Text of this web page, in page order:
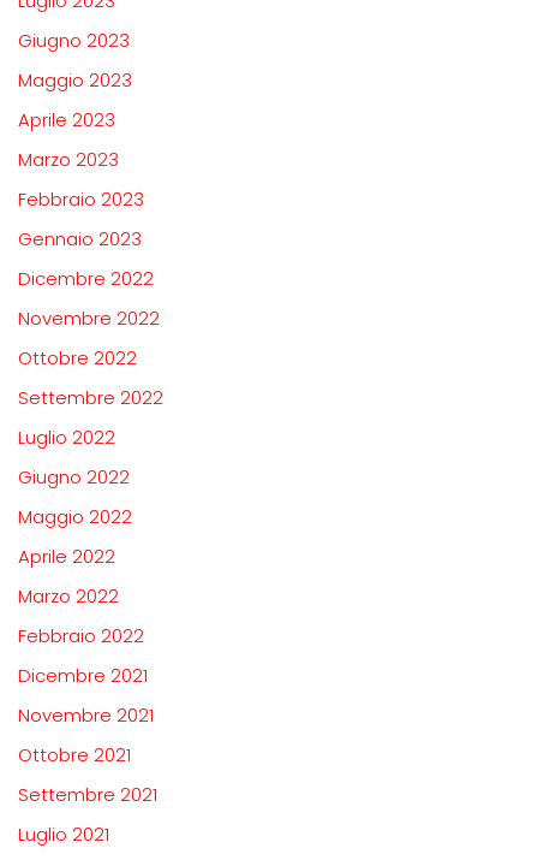
Giugno 2023
Maggio 2023
Aprile 2023
Marzo 2023
Febbraio 2023
Gennaio 2023
Dicembre 2022
Novembre 2022
Ottobre 2022
Settembre 2022
Luglio 2022
Giugno 2022
Maggio 2022
Aprile 2022
Marzo 2022
Febbraio 2022
Dicembre 2021
Novembre 2021
Ottobre 2021
Settembre 2021
Luglio 2021